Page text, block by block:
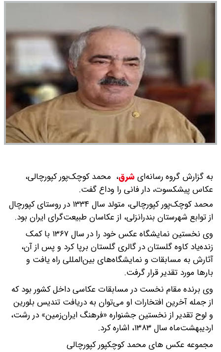
به گزارش گروه رسانه‌ایشرق، محمد کوچک‌پور کپورچالی،
عکاس پیشکسوت، دار فانی را وداع گفت.
محمد کوچک‌پور کپورچالی، متولد سال ۱۳۳۴ در روستای کپورچال
از توابع شهرستان بندرانزلی، از عکاسان طبیعت‌گرای ایران بود.
وی نخستین نمایشگاه عکس خود را در سال ۱۳۶۷ با کمک
زنده‌یاد کاوه گلستان در گالری گلستان برپا کرد و پس از آن،
آثارش به مسابقات و نمایشگاه‌های بین‌المللی راه یافت و
بارها مورد تقدیر قرار گرفت.
وی برنده مقام نخست در مسابقات عکاسی داخل کشور بود که
از جمله آخرین افتخارات او می‌توان به دریافت تندیس بلورین
و لوح تقدیر از نخستین جشنواره «فرهنگ ایران‌زمین» در رشت،
اردیبهشت‌ماه سال ۱۳۸۳، اشاره کرد.
مجموعه عکس های محمد کوچکپور کپورچالی